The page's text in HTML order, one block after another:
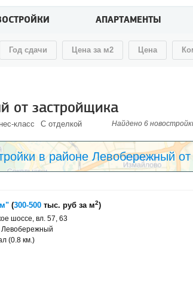
АПАРТАМЕНТЫ
Год сдачи Цена за м2 Цена
от застройщика
класс С отделкой Найдено 6
в районе Левобережный от
(300-500 тыс. руб за м2)
шоссе, вл. 57, 63
(0.8 км.)